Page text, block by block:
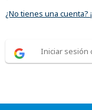
¿No tienes una cuenta?
Iniciar sesión